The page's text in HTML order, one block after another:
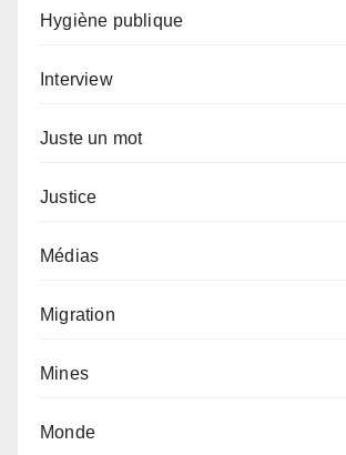
Hygiène publique
Interview
Juste un mot
Justice
Médias
Migration
Mines
Monde